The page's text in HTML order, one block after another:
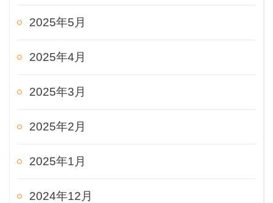
2025年5月
2025年4月
2025年3月
2025年2月
2025年1月
2024年12月